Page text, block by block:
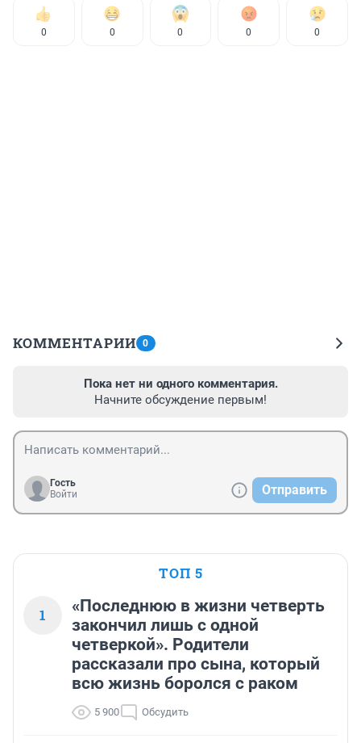
0 0 0 0 0
КОММЕНТАРИИ 0
Пока нет ни одного комментария.
Начните обсуждение первым!
Гость
Войти
Отправить
ТОП 5
1
«Последнюю в жизни четверть
закончил лишь с одной
четверкой». Родители
рассказали про сына, который
всю жизнь боролся с раком
5 900 Обсудить